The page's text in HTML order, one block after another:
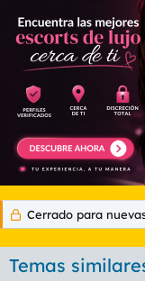
Cerrado para
Temas